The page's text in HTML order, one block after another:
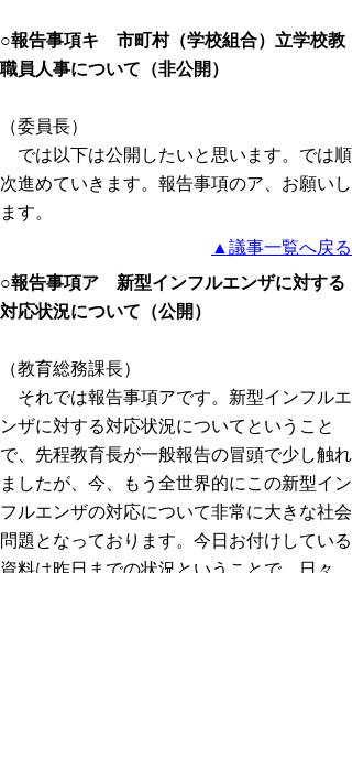
○報告事項キ 市町村（学校組合）立学校教
職員人事について（非公開）
（委員長）
では以下は公開したいと思います。では順
次進めていきます。報告事項のア、お願いし
ます。
▲議事一覧へ戻る
○報告事項ア 新型インフルエンザに対する
対応状況について（公開）
（教育総務課長）
それでは報告事項アです。新型インフルエ
ンザに対する対応状況についてということ
で、先程教育長が一般報告の冒頭で少し触れ
ましたが、今、もう全世界的にこの新型イン
フルエンザの対応について非常に大きな社会
問題となっております。今日お付けしている
資料は昨日までの状況ということで、日々